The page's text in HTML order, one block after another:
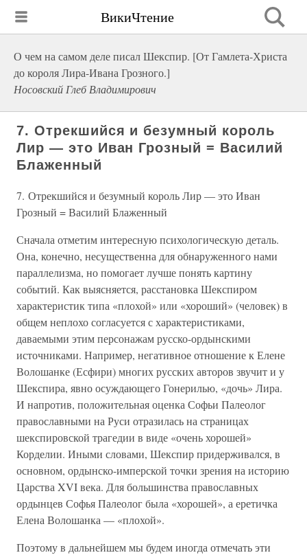
ВикиЧтение
О чем на самом деле писал Шекспир. [От Гамлета-Христа
до короля Лира-Ивана Грозного.]
Носовский Глеб Владимирович
7. Отрекшийся и безумный король
Лир — это Иван Грозный = Василий
Блаженный
7. Отрекшийся и безумный король Лир — это Иван
Грозный = Василий Блаженный
Сначала отметим интересную психологическую деталь.
Она, конечно, несущественна для обнаруженного нами
параллелизма, но помогает лучше понять картину
событий. Как выясняется, расстановка Шекспиром
характеристик типа «плохой» или «хороший» (человек) в
общем неплохо согласуется с характеристиками,
даваемыми этим персонажам русско-ордынскими
источниками. Например, негативное отношение к Елене
Волошанке (Есфири) многих русских авторов звучит и у
Шекспира, явно осуждающего Гонерилью, «дочь» Лира.
И напротив, положительная оценка Софьи Палеолог
православными на Руси отразилась на страницах
шекспировской трагедии в виде «очень хорошей»
Корделии. Иными словами, Шекспир придерживался, в
основном, ордынско-имперской точки зрения на историю
Царства XVI века. Для большинства православных
ордынцев Софья Палеолог была «хорошей», а еретичка
Елена Волошанка — «плохой».
Поэтому в дальнейшем мы будем иногда отмечать эти